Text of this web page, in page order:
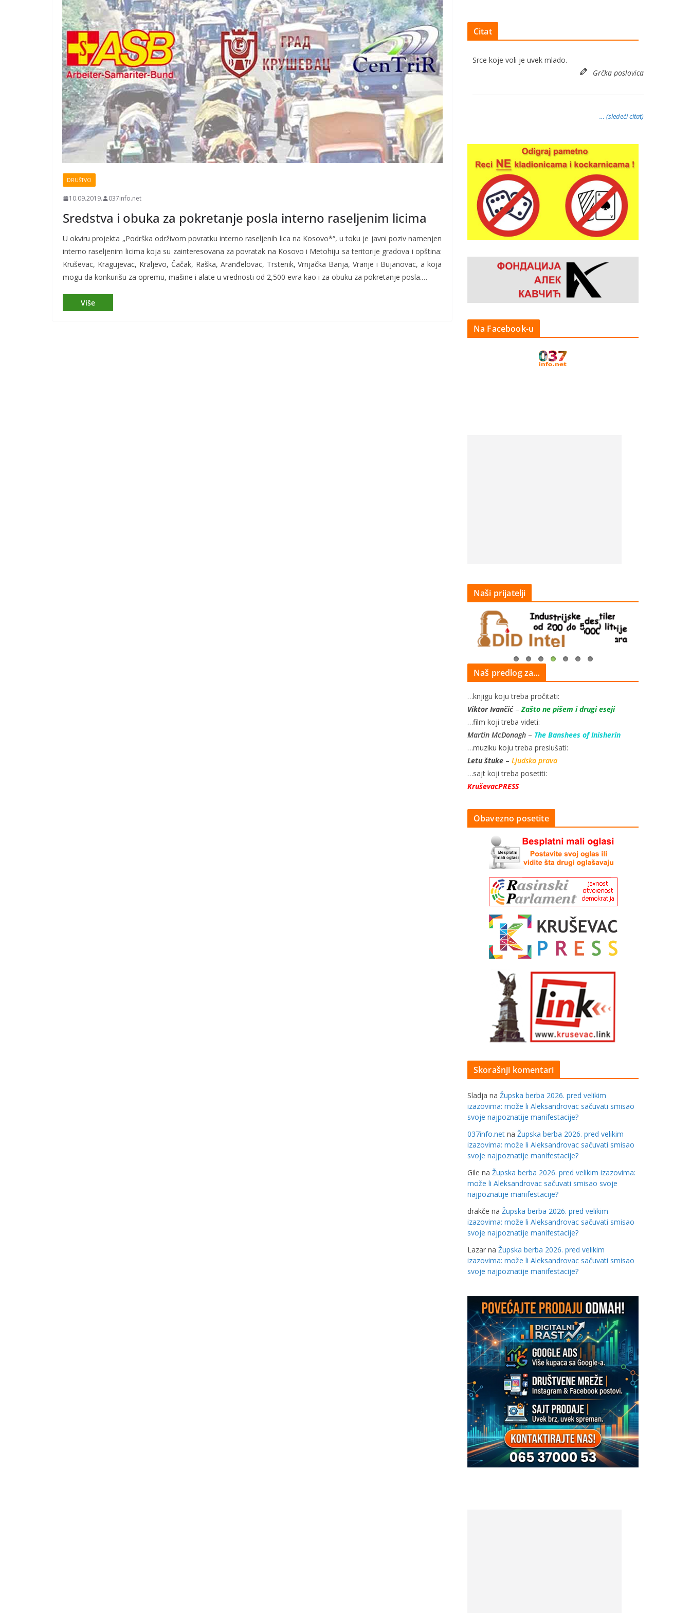
DRUŠTVO
10.09.2019. 037info.net
Sredstva i obuka za pokretanje posla interno raseljenim licima
U okviru projekta „Podrška održivom povratku interno raseljenih lica na Kosovo*“, u toku je javni poziv namenjen
interno raseljenim licima koja su zainteresovana za povratak na Kosovo i Metohiju sa teritorije gradova i opština:
Kruševac, Kragujevac, Kraljevo, Čačak, Raška, Aranđelovac, Trstenik, Vrnjačka Banja, Vranje i Bujanovac, a koja
mogu da konkurišu za opremu, mašine i alate u vrednosti od 2,500 evra kao i za obuku za pokretanje posla.…
Citat
Srce koje voli je uvek mlado.
Grčka poslovica
… (sledeći citat)
Na Facebook-u
Naši prijatelji
Naš predlog za…
…knjigu koju treba pročitati:
Viktor Ivančić– Zašto ne pišem i drugi eseji
…film koji treba videti:
Martin McDonagh – The Banshees of Inisherin
…muziku koju treba preslušati:
Letu štuke – Ljudska prava
…sajt koji treba posetiti:
KruševacPRESS
Obavezno posetite
Skorašnji komentari
Sladja na Župska berba 2026. pred velikim
izazovima: može li Aleksandrovac sačuvati smisao
svoje najpoznatije manifestacije?
037info.net na Župska berba 2026. pred velikim
izazovima: može li Aleksandrovac sačuvati smisao
svoje najpoznatije manifestacije?
Gile na Župska berba 2026. pred velikim izazovima:
može li Aleksandrovac sačuvati smisao svoje
najpoznatije manifestacije?
drakče na Župska berba 2026. pred velikim
izazovima: može li Aleksandrovac sačuvati smisao
svoje najpoznatije manifestacije?
Lazar na Župska berba 2026. pred velikim
izazovima: može li Aleksandrovac sačuvati smisao
svoje najpoznatije manifestacije?